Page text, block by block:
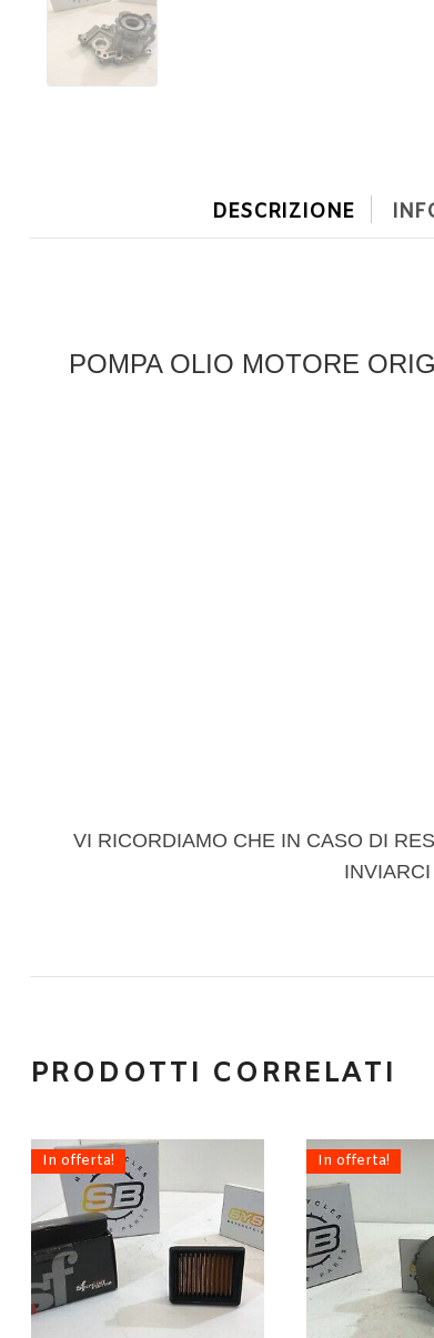
DESCRIZIONE
POMPA OLIO MOTORE
VI RICORDIAMO CHE IN CASO DI
PRODOTTI CORRELATI
In offerta! In offerta!